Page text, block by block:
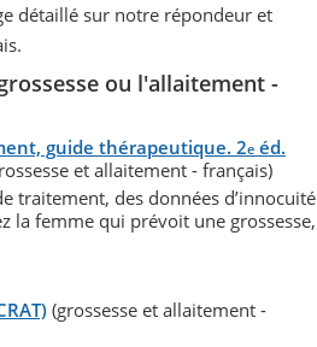
détaillé sur notre répondeur et
ou l'allaitement -
guide thérapeutique. 2e éd.
et allaitement - français)
traitement, des données d’innocuité
la femme qui prévoit une grossesse,
(grossesse et allaitement -